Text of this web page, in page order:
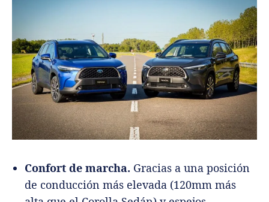
Confort de marcha. Gracias a una posición
de conducción más elevada (120mm más